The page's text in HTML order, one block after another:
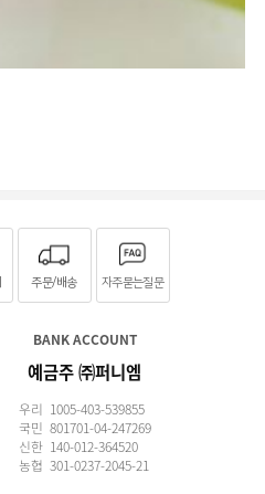
주문/배송 자주묻는질문
BANK ACCOUNT
예금주 ㈜퍼니엠
우리 1005-403-539855
국민 801701-04-247269
신한 140-012-364520
농협 301-0237-2045-21